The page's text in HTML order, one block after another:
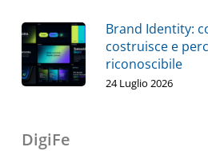
Brand Identity:
costruisce e
riconoscibile
24 Luglio 2026
DigiFe